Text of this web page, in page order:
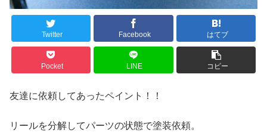
Twitter Facebook はてブ
Pocket LINE コピー
友達に依頼してあったペイント！！
リールを分解してパーツの状態で塗装依頼。